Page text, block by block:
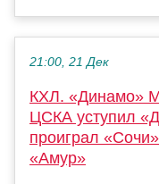
21:00, 21 Дек
КХЛ. «Динамо»
ЦСКА уступил
проиграл
«Амур»